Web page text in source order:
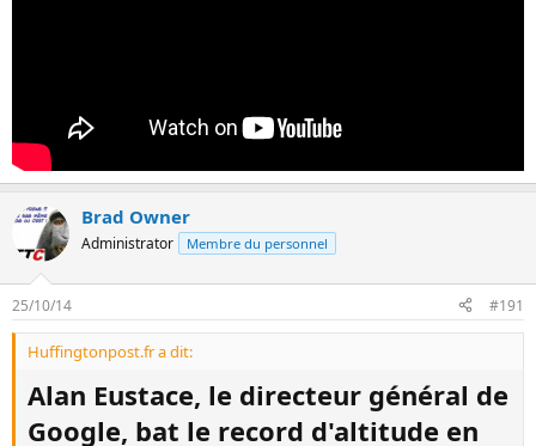
Brad Owner
Administrator Membre du personnel
25/10/14 #191
Huffingtonpost.fr a dit:
Alan Eustace, le directeur général de
Google, bat le record d'altitude en